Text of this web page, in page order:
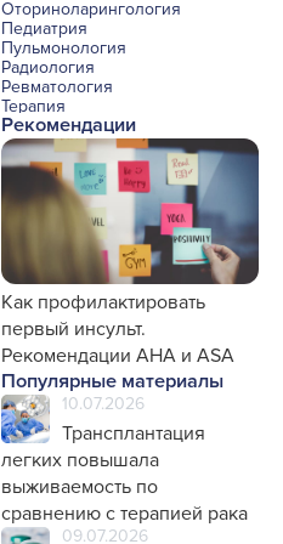
Оториноларингология
Педиатрия
Пульмонология
Радиология
Ревматология
Терапия
Урология и нефрология
Фармакология
Хирургия с реаниматологией
Эндокринология
Психиатрия
Офтальмология
Эндоскопия
Стоматология
Травматология и ортопедия
Генетика
Фтизиатрия
Рекомендации
Как профилактировать
первый инсульт.
Рекомендации AHA и ASA
Популярные материалы
10.07.2026
Трансплантация
легких повышала
выживаемость по
сравнению с терапией рака
09.07.2026